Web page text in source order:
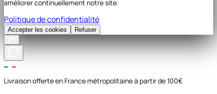
améliorer continuellement notre site.
Politique de confidentialité
Accepter les cookies Refuser
Livraison offerte en France métropolitaine à partir de 100€